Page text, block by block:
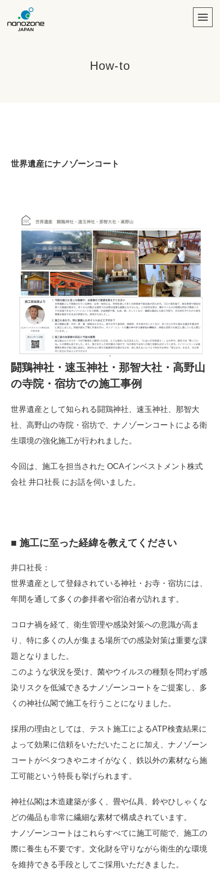
How-to
世界遺産にナノゾーンコート
闘鶏神社・速玉神社・那智大社・高野山
の寺院・宿坊での施工事例
世界遺産として知られる闘鶏神社、速玉神社、那智大
社、高野山の寺院・宿坊で、ナノゾーンコートによる衛
生環境の強化施工が行われました。
今回は、施工を担当された OCAインベストメント株式
会社 井口社長 にお話を伺いました。
■ 施工に至った経緯を教えてください
井口社長：
世界遺産として登録されている神社・お寺・宿坊には、
年間を通して多くの参拝者や宿泊者が訪れます。
コロナ禍を経て、衛生管理や感染対策への意識が高ま
り、特に多くの人が集まる場所での感染対策は重要な課
題となりました。
このような状況を受け、菌やウイルスの種類を問わず感
染リスクを低減できるナノゾーンコートをご提案し、多
くの神社仏閣で施工を行うことになりました。
採用の理由としては、テスト施工によるATP検査結果に
よって効果に信頼をいただいたことに加え、ナノゾーン
コートがベタつきやニオイがなく、鉄以外の素材なら施
工可能という特長も挙げられます。
神社仏閣は木造建築が多く、畳や仏具、鈴やひしゃくな
どの備品も非常に繊細な素材で構成されています。
ナノゾーンコートはこれらすべてに施工可能で、施工の
際に養生も不要です。文化財を守りながら衛生的な環境
を維持できる手段としてご採用いただきました。